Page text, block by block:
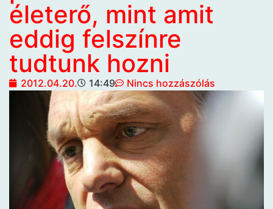
életerő, mint amit
eddig felszínre
tudtunk hozni
2012.04.20. 14:49 Nincs hozzászólás